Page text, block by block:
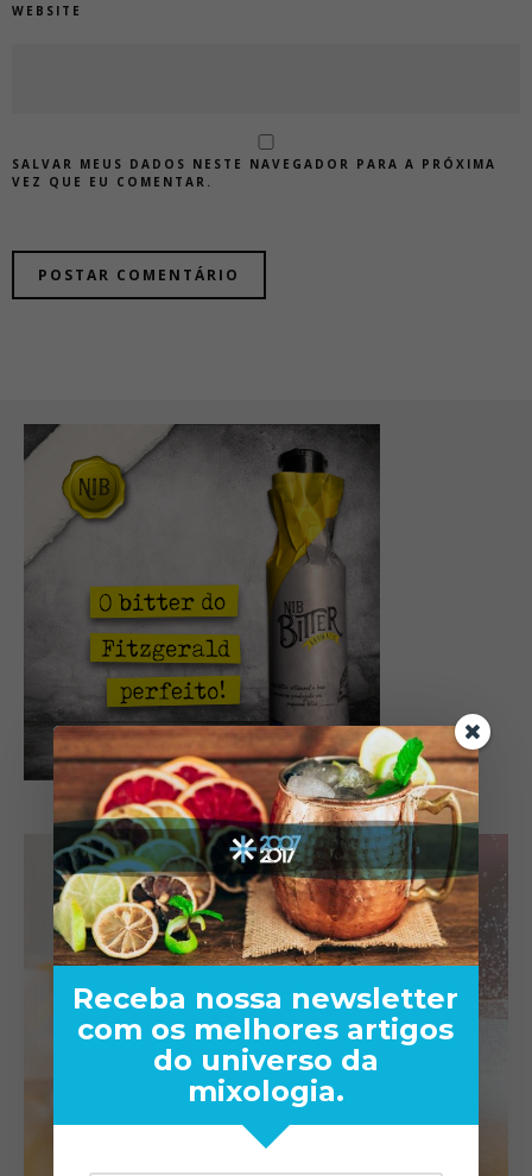
WEBSITE
SALVAR MEUS DADOS NESTE NAVEGADOR PARA A PRÓXIMA
VEZ QUE EU COMENTAR.
Receba nossa newsletter
com os melhores artigos
do universo da
mixologia.